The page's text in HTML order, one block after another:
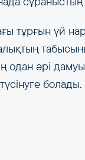
тұрғын үй
әрі дамуы
болады.